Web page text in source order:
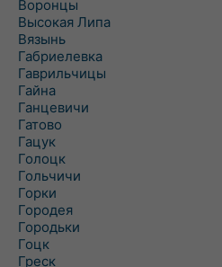
Воронцы
Высокая Липа
Вязынь
Габриелевка
Гаврильчицы
Гайна
Ганцевичи
Гатово
Гацук
Голоцк
Гольчичи
Горки
Городея
Городьки
Гоцк
Греск